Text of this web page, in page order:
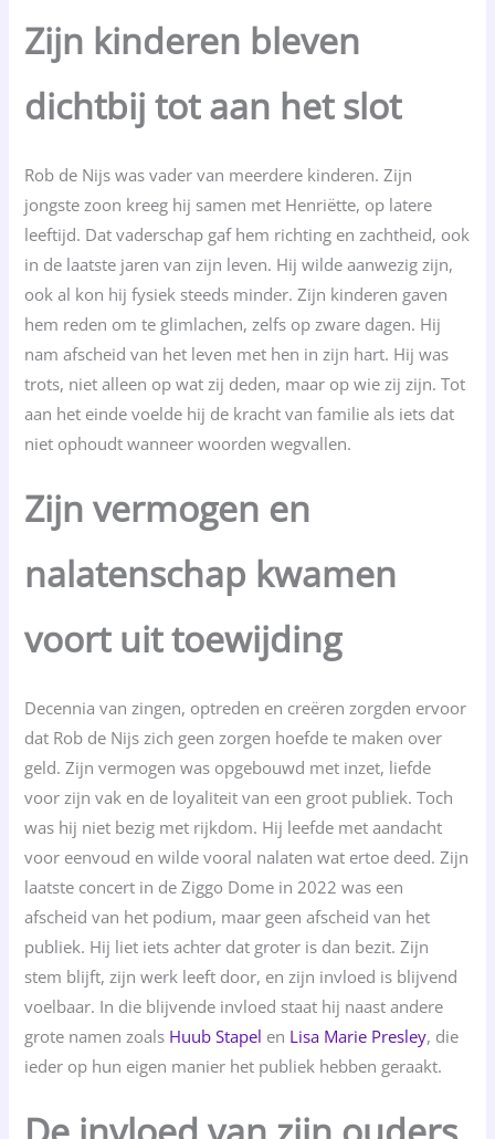
Zijn kinderen bleven
dichtbij tot aan het slot
Rob de Nijs was vader van meerdere kinderen. Zijn
jongste zoon kreeg hij samen met Henriëtte, op latere
leeftijd. Dat vaderschap gaf hem richting en zachtheid, ook
in de laatste jaren van zijn leven. Hij wilde aanwezig zijn,
ook al kon hij fysiek steeds minder. Zijn kinderen gaven
hem reden om te glimlachen, zelfs op zware dagen. Hij
nam afscheid van het leven met hen in zijn hart. Hij was
trots, niet alleen op wat zij deden, maar op wie zij zijn. Tot
aan het einde voelde hij de kracht van familie als iets dat
niet ophoudt wanneer woorden wegvallen.
Zijn vermogen en
nalatenschap kwamen
voort uit toewijding
Decennia van zingen, optreden en creëren zorgden ervoor
dat Rob de Nijs zich geen zorgen hoefde te maken over
geld. Zijn vermogen was opgebouwd met inzet, liefde
voor zijn vak en de loyaliteit van een groot publiek. Toch
was hij niet bezig met rijkdom. Hij leefde met aandacht
voor eenvoud en wilde vooral nalaten wat ertoe deed. Zijn
laatste concert in de Ziggo Dome in 2022 was een
afscheid van het podium, maar geen afscheid van het
publiek. Hij liet iets achter dat groter is dan bezit. Zijn
stem blijft, zijn werk leeft door, en zijn invloed is blijvend
voelbaar. In die blijvende invloed staat hij naast andere
grote namen zoals Huub Stapel en Lisa Marie Presley, die
ieder op hun eigen manier het publiek hebben geraakt.